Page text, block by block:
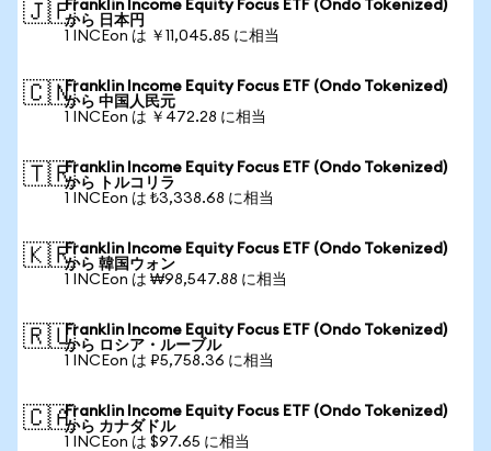
🇯🇵Franklin Income Equity Focus ETF (Ondo Tokenized)
から 日本円
1 INCEon は ￥11,045.85 に相当
🇨🇳Franklin Income Equity Focus ETF (Ondo Tokenized)
から 中国人民元
1 INCEon は ￥472.28 に相当
🇹🇷Franklin Income Equity Focus ETF (Ondo Tokenized)
から トルコリラ
1 INCEon は ₺3,338.68 に相当
🇰🇷Franklin Income Equity Focus ETF (Ondo Tokenized)
から 韓国ウォン
1 INCEon は ₩98,547.88 に相当
🇷🇺Franklin Income Equity Focus ETF (Ondo Tokenized)
から ロシア・ルーブル
1 INCEon は ₽5,758.36 に相当
🇨🇦Franklin Income Equity Focus ETF (Ondo Tokenized)
から カナダドル
1 INCEon は $97.65 に相当